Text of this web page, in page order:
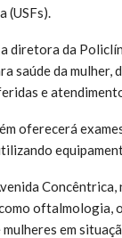
(USFs).
diretora da
saúde da mulher,
e
oferecerá
oftalmologia,
em